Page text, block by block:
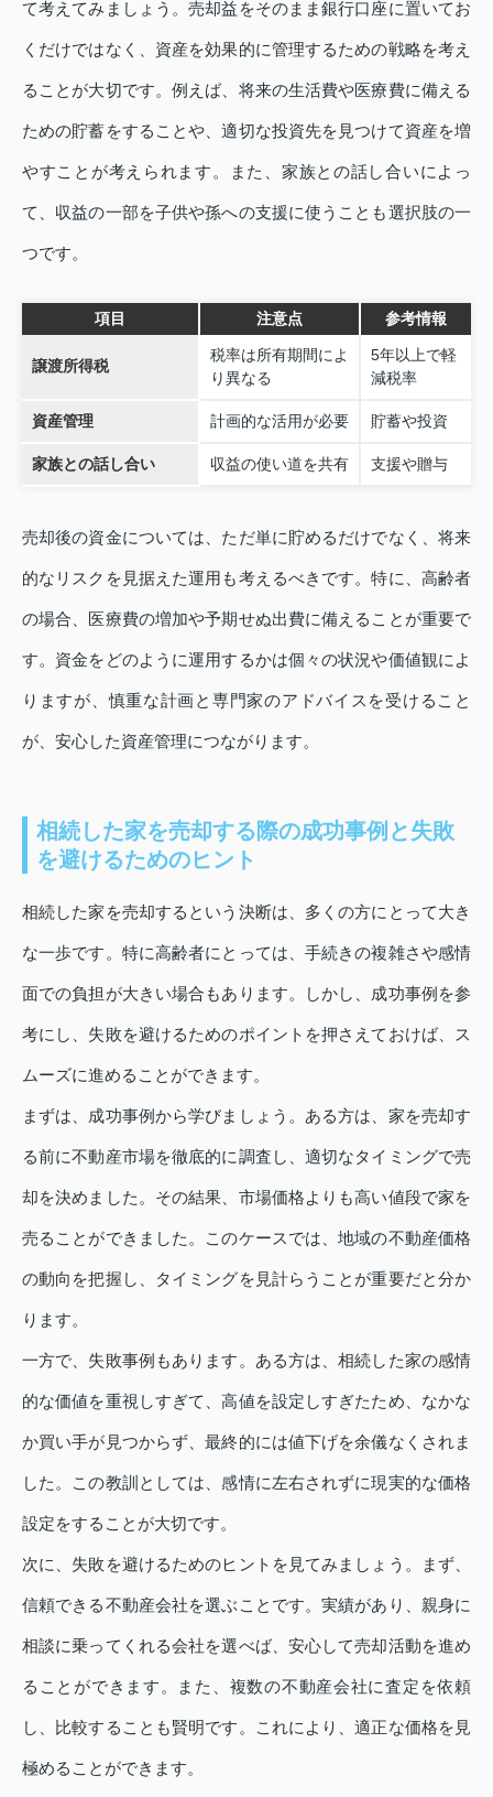
て考えてみましょう。売却益をそのまま銀行口座に置いてお
くだけではなく、資産を効果的に管理するための戦略を考え
ることが大切です。例えば、将来の生活費や医療費に備える
ための貯蓄をすることや、適切な投資先を見つけて資産を増
やすことが考えられます。また、家族との話し合いによっ
て、収益の一部を子供や孫への支援に使うことも選択肢の一
つです。
項目 注意点 参考情報
譲渡所得税
税率は所有期間によ
り異なる
5年以上で軽
減税率
資産管理 計画的な活用が必要 貯蓄や投資
家族との話し合い 収益の使い道を共有 支援や贈与
売却後の資金については、ただ単に貯めるだけでなく、将来
的なリスクを見据えた運用も考えるべきです。特に、高齢者
の場合、医療費の増加や予期せぬ出費に備えることが重要で
す。資金をどのように運用するかは個々の状況や価値観によ
りますが、慎重な計画と専門家のアドバイスを受けること
が、安心した資産管理につながります。
相続した家を売却する際の成功事例と失敗
を避けるためのヒント
相続した家を売却するという決断は、多くの方にとって大き
な一歩です。特に高齢者にとっては、手続きの複雑さや感情
面での負担が大きい場合もあります。しかし、成功事例を参
考にし、失敗を避けるためのポイントを押さえておけば、ス
ムーズに進めることができます。
まずは、成功事例から学びましょう。ある方は、家を売却す
る前に不動産市場を徹底的に調査し、適切なタイミングで売
却を決めました。その結果、市場価格よりも高い値段で家を
売ることができました。このケースでは、地域の不動産価格
の動向を把握し、タイミングを見計らうことが重要だと分か
ります。
一方で、失敗事例もあります。ある方は、相続した家の感情
的な価値を重視しすぎて、高値を設定しすぎたため、なかな
か買い手が見つからず、最終的には値下げを余儀なくされま
した。この教訓としては、感情に左右されずに現実的な価格
設定をすることが大切です。
次に、失敗を避けるためのヒントを見てみましょう。まず、
信頼できる不動産会社を選ぶことです。実績があり、親身に
相談に乗ってくれる会社を選べば、安心して売却活動を進め
ることができます。また、複数の不動産会社に査定を依頼
し、比較することも賢明です。これにより、適正な価格を見
極めることができます。